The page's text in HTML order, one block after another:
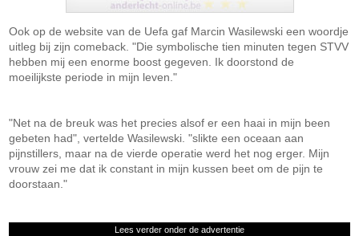
Ook op de website van de Uefa gaf Marcin Wasilewski een woordje
uitleg bij zijn comeback. "Die symbolische tien minuten tegen STVV
hebben mij een enorme boost gegeven. Ik doorstond de
moeilijkste periode in mijn leven."
"Net na de breuk was het precies alsof er een haai in mijn been
gebeten had", vertelde Wasilewski. "slikte een oceaan aan
pijnstillers, maar na de vierde operatie werd het nog erger. Mijn
vrouw zei me dat ik constant in mijn kussen beet om de pijn te
doorstaan."
Lees verder onder de advertentie